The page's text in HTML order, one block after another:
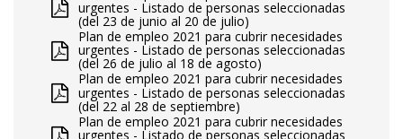
urgentes - Listado de personas seleccionadas
(del 23 de junio al 20 de julio)
Plan de empleo 2021 para cubrir necesidades
urgentes - Listado de personas seleccionadas
(del 26 de julio al 18 de agosto)
Plan de empleo 2021 para cubrir necesidades
urgentes - Listado de personas seleccionadas
(del 22 al 28 de septiembre)
Plan de empleo 2021 para cubrir necesidades
urgentes - Listado de personas seleccionadas